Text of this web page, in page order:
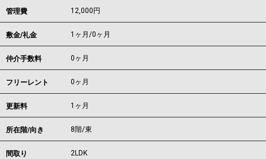
管理費 12,000円
敷金/礼金 1ヶ月/0ヶ月
仲介手数料 0ヶ月
フリーレント 0ヶ月
更新料 1ヶ月
所在階/向き 8階/東
間取り 2LDK